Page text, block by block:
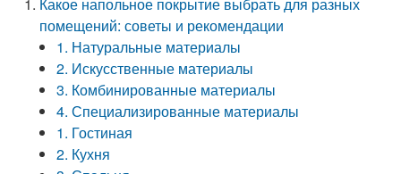
помещений: советы и рекомендации
1. Натуральные материалы
2. Искусственные материалы
3. Комбинированные материалы
4. Специализированные материалы
1. Гостиная
2. Кухня